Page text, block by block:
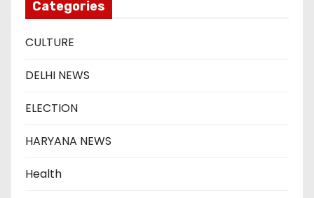
Categories
CULTURE
DELHI NEWS
ELECTION
HARYANA NEWS
Health